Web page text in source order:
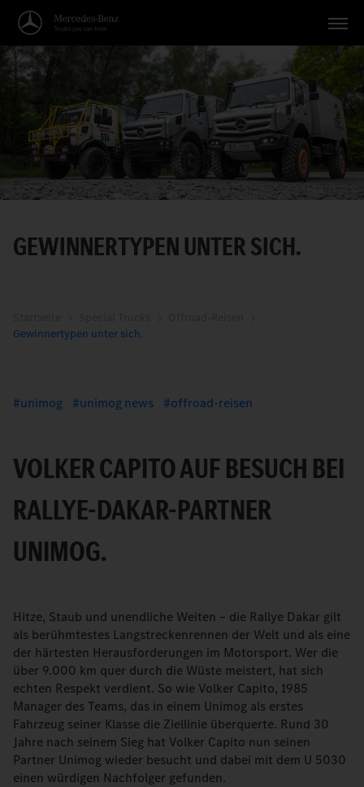
Anwendungen
Themen
Service
Deutsch
GEWINNERTYPEN UNTER SICH.
Gewinnertypen unter sich.
unimog unimog news offroad-reisen
VOLKER CAPITO AUF BESUCH BEI
RALLYE-DAKAR-PARTNER
UNIMOG.
Hitze, Staub und unendliche Weiten – die Rallye Dakar gilt
als berühmtestes Langstreckenrennen der Welt und als eine
der härtesten Herausforderungen im Motorsport. Wer die
über 9.000 km quer durch die Wüste meistert, hat sich
echten Respekt verdient. So wie Volker Capito, 1985
Manager des Teams, das in einem Unimog als erstes
Fahrzeug seiner Klasse die Ziellinie überquerte. Rund 30
Jahre nach seinem Sieg hat Volker Capito nun seinen
Partner Unimog wieder besucht und dabei mit dem U 5030
einen würdigen Nachfolger gefunden.